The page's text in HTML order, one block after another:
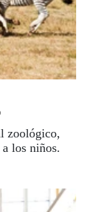
zoológico,
los niños.